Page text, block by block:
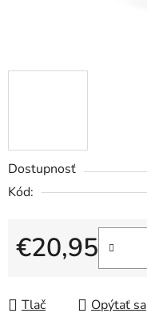
Dostupnosť
Kód:
€20,95
Jednotková cena:
Tlač Opýtať sa